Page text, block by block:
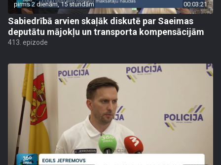
pirms 2 dienām, 15 stundām 00:03:21
Sabiedrībā arvien skaļāk diskutē par Saeimas
deputātu mājokļu un transporta kompensācijām
413. epizode